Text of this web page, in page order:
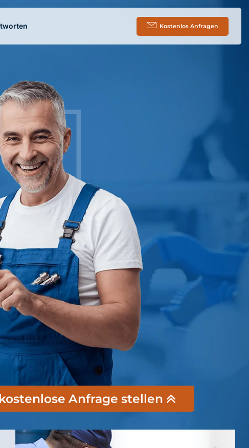
Kostenlos Anfragen
Anfrage stellen